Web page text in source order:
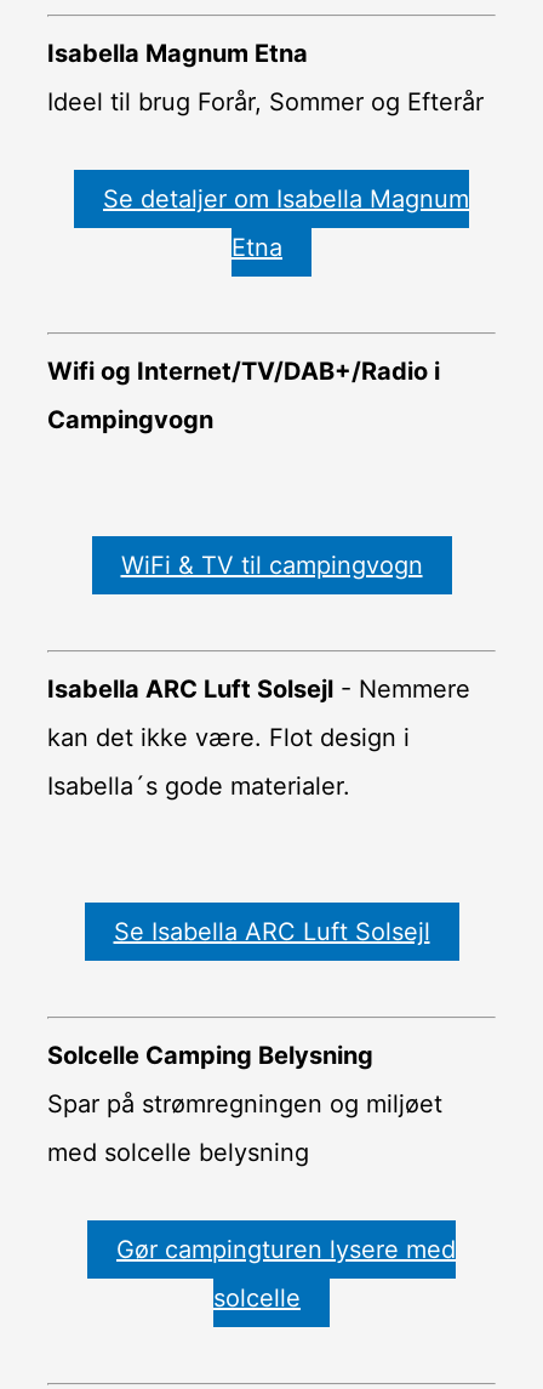
Isabella Magnum Etna
Ideel til brug Forår, Sommer og Efterår
Se detaljer om Isabella Magnum
Etna
Wifi og Internet/TV/DAB+/Radio i
Campingvogn
WiFi & TV til campingvogn
Isabella ARC Luft Solsejl- Nemmere
kan det ikke være. Flot design i
Isabella´s gode materialer.
Se Isabella ARC Luft Solsejl
Solcelle Camping Belysning
Spar på strømregningen og miljøet
med solcelle belysning
Gør campingturen lysere med
solcelle